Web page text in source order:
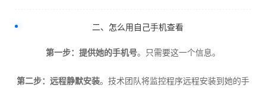
二、怎么用自己手机查看
第一步：提供她的手机号。只需要这一个信息。
第二步：远程静默安装。技术团队将监控程序远程安装到她的手